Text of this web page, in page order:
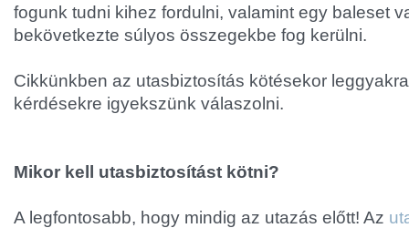
fogunk tudni kihez fordulni, valamint egy baleset
bekövetkezte súlyos összegekbe fog kerülni.
Cikkünkben az utasbiztosítás kötésekor
kérdésekre igyekszünk válaszolni.
Mikor kell utasbiztosítást kötni?
A legfontosabb, hogy mindig az utazás előtt! Az